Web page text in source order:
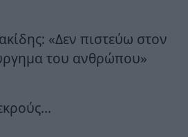
«Δεν πιστεύω στον
του ανθρώπου»